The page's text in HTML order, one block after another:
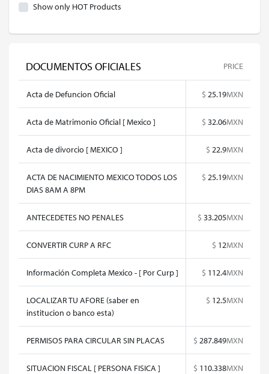
Show only HOT Products
DOCUMENTOS OFICIALES PRICE
Acta de Defuncion Oficial $ 25.19MXN
Acta de Matrimonio Oficial [ Mexico ] $ 32.06MXN
Acta de divorcio [ MEXICO ] $ 22.9MXN
ACTA DE NACIMIENTO MEXICO TODOS LOS
DIAS 8AM A 8PM
$ 25.19MXN
ANTECEDETES NO PENALES $ 33.205MXN
CONVERTIR CURP A RFC $ 12MXN
Información Completa Mexico - [ Por Curp ] $ 112.4MXN
LOCALIZAR TU AFORE (saber en
institucion o banco esta)
$ 12.5MXN
PERMISOS PARA CIRCULAR SIN PLACAS $ 287.849MXN
SITUACION FISCAL [ PERSONA FISICA ] $ 110.338MXN